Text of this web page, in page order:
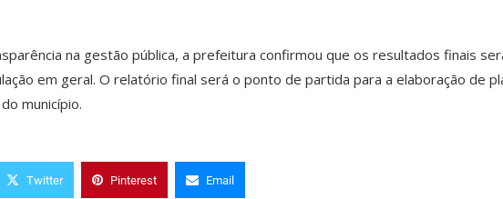
na gestão pública, a prefeitura confirmou que os resultados finais
em geral. O relatório final será o ponto de partida para a elaboração de
município.
Twitter Pinterest Email